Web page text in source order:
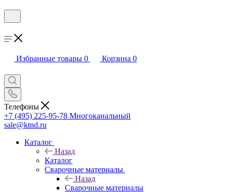
Избранные товары 0 Корзина 0
Телефоны
+7 (495) 225-95-78 Многоканальный
sale@ktnd.ru
Каталог
Назад
Каталог
Сварочные материалы
Назад
Сварочные материалы